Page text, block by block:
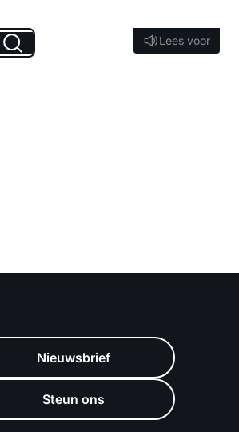
Lees voor
Lees voor
Nieuwsbrief
Steun ons